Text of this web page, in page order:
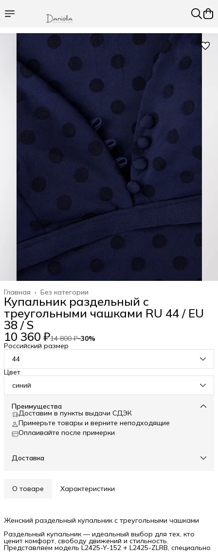
Без категории
Главная ›
Купальник раздельный с
треугольными чашками RU 44 / EU
38 / S
10 360 ₽14 800 ₽−30%
Российский размер
44
Цвет
синий
Преимущества
Доставим в пункты выдачи СДЭК
Примерьте товары и верните неподходящие
Оплаивайте после примерки
Доставка
О товаре Характеристики
Женский раздельный купальник с треугольными чашками
Раздельный купальник — идеальный выбор для тех, кто
ценит комфорт, свободу движений и стильность.
Представляем модель L2425-Y-152 + L2425-ZLRB, специально